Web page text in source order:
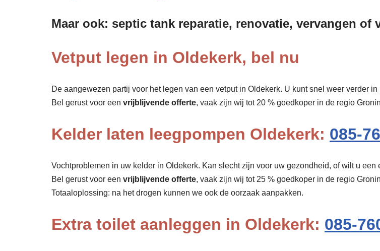
Maar ook: septic tank reparatie, renovatie, vervangen
Vetput legen in Oldekerk, bel nu
De aangewezen partij voor het legen van een vetput in Oldekerk. U kunt snel weer verder in
Bel gerust voor een vrijblijvende offerte, vaak zijn wij tot 20 % goedkoper in de regio
Kelder laten leegpompen Oldekerk: 085-
Vochtproblemen in uw kelder in Oldekerk. Kan slecht zijn voor uw gezondheid, of wilt u
Bel gerust voor een vrijblijvende offerte, vaak zijn wij tot 25 % goedkoper in de regio
Totaaloplossing: na het drogen kunnen we ook de oorzaak aanpakken.
Extra toilet aanleggen in Oldekerk: 085-